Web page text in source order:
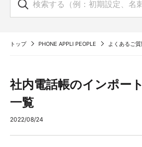
トップ PHONE APPLI PEOPLE よくあるご
社内電話帳のインポー
一覧
2022/08/24